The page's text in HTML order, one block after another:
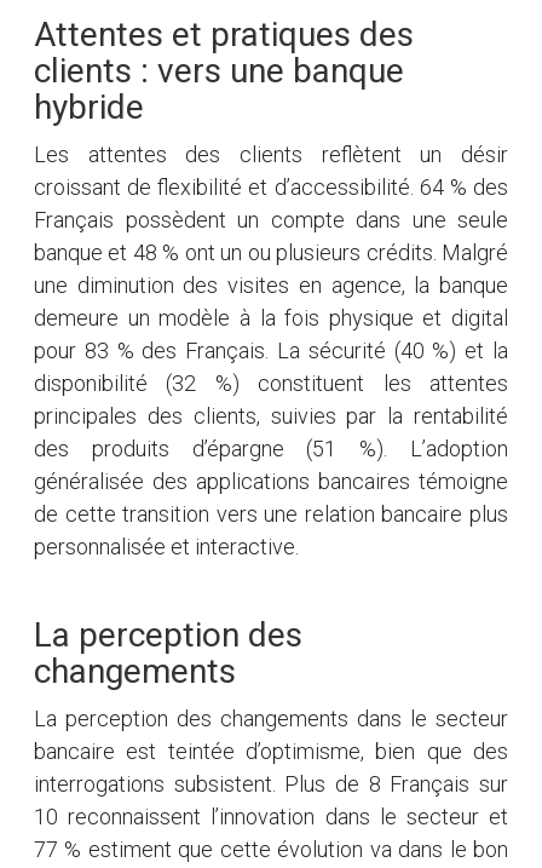
Attentes et pratiques des
clients : vers une banque
hybride
Les attentes des clients reflètent un désir
croissant de flexibilité et d’accessibilité. 64 % des
Français possèdent un compte dans une seule
banque et 48 % ont un ou plusieurs crédits. Malgré
une diminution des visites en agence, la banque
demeure un modèle à la fois physique et digital
pour 83 % des Français. La sécurité (40 %) et la
disponibilité (32 %) constituent les attentes
principales des clients, suivies par la rentabilité
des produits d’épargne (51 %). L’adoption
généralisée des applications bancaires témoigne
de cette transition vers une relation bancaire plus
personnalisée et interactive.
La perception des
changements
La perception des changements dans le secteur
bancaire est teintée d’optimisme, bien que des
interrogations subsistent. Plus de 8 Français sur
10 reconnaissent l’innovation dans le secteur et
77 % estiment que cette évolution va dans le bon